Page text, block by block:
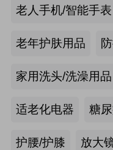
老人手机/智能手表
老年护肤用品
家用洗头/洗澡用品
适老化电器 糖
护腰/护膝 放大
来源:注册会员
老
南
健